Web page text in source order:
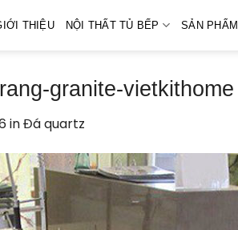
THIỆU NỘI THẤT TỦ BẾP SẢN PHẨM
granite-vietkithome
inĐá quartz